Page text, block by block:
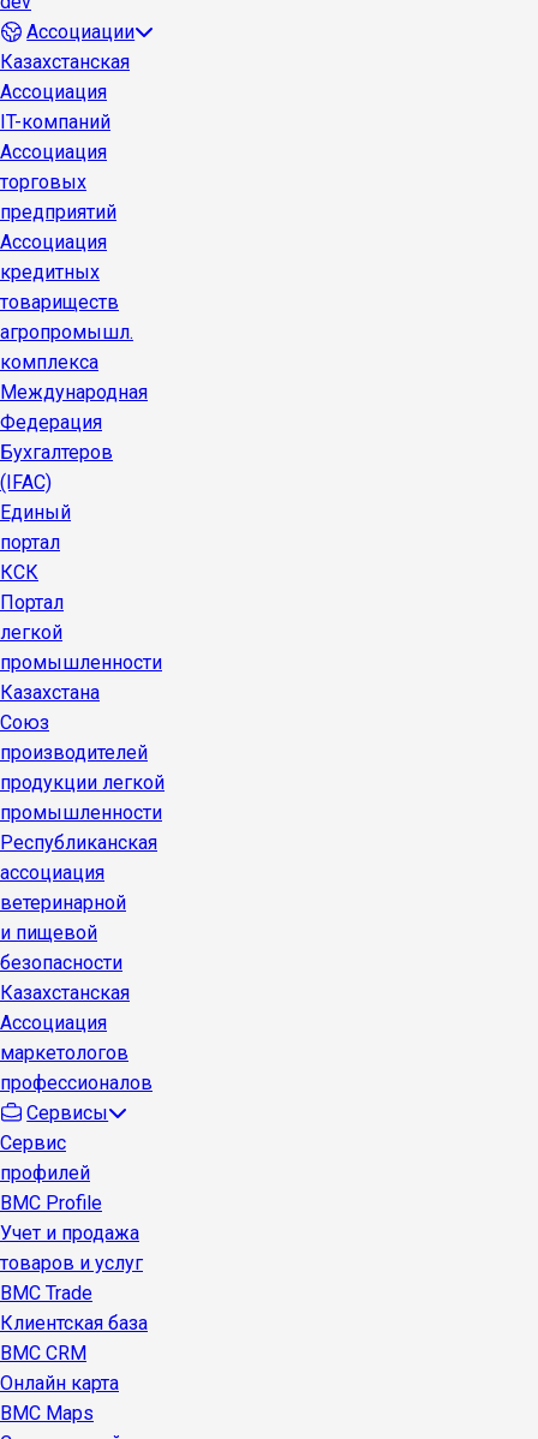
Ассоциации
Казахстанская
Ассоциация
IT-компаний
Ассоциация
торговых
предприятий
Ассоциация
кредитных
товариществ
агропромышл.
комплекса
Международная
Федерация
Бухгалтеров
(IFAC)
Единый
портал
КСК
Портал
легкой
промышленности
Казахстана
Союз
производителей
продукции легкой
промышленности
Республиканская
ассоциация
ветеринарной
и пищевой
безопасности
Казахстанская
Ассоциация
маркетологов
профессионалов
Сервисы
Сервис
профилей
BMC Profile
Учет и продажа
товаров и услуг
BMC Trade
Клиентская база
BMC CRM
Онлайн карта
BMC Maps